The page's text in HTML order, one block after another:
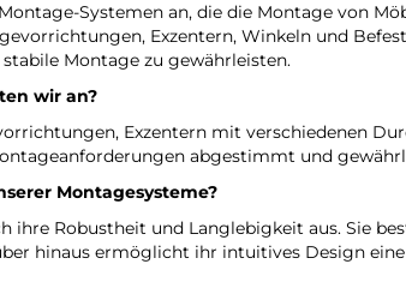
Systemen an, die die Montage von
Exzentern, Winkeln und
Montage zu gewährleisten.
wir an?
Exzentern mit verschiedenen
abgestimmt und
Montagesysteme?
ihre Robustheit und Langlebigkeit aus. Sie
hinaus ermöglicht ihr intuitives Design